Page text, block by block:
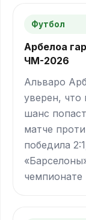
Футбол
Арбелоа
ЧМ-2026
Альваро
уверен, что
шанс
матче
победила